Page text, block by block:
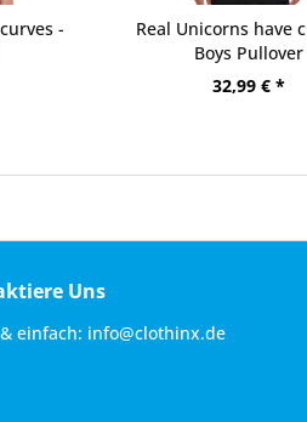
-
Real Unicorns have
Boys Pullover
32,99 € *
Uns
einfach: info@clothinx.de